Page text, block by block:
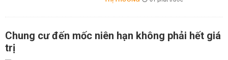
Chung cư đến mốc niên hạn không phải hết giá
trị